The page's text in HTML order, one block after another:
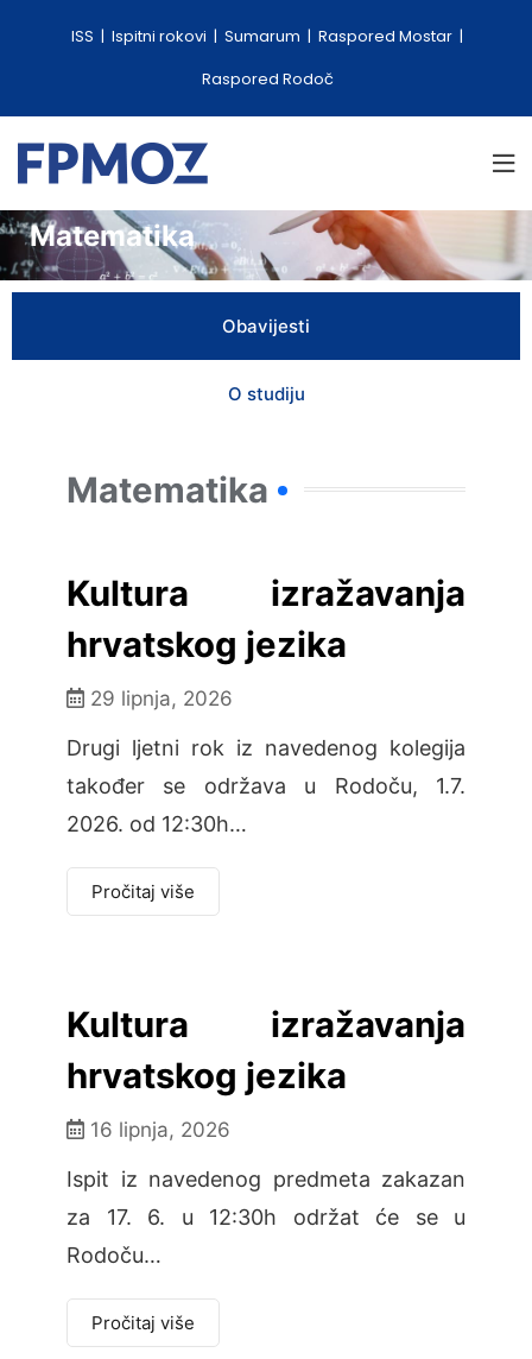
ISS Ispitni rokovi Sumarum
Raspored Mostar
Raspored Rodoč
Matematika
Obavijesti
O studiju
Matematika
Kultura izražavanja
hrvatskog jezika
29 lipnja, 2026
Drugi ljetni rok iz navedenog kolegija
također se održava u Rodoču, 1.7.
2026. od 12:30h…
Pročitaj više
Kultura izražavanja
hrvatskog jezika
16 lipnja, 2026
Ispit iz navedenog predmeta zakazan
za 17. 6. u 12:30h održat će se u
Rodoču…
Pročitaj više